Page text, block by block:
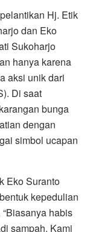
Hj. Etik
dan Eko
Sukoharjo
hanya karena
aksi unik dari
Di saat
bunga
dengan
simbol ucapan
Eko Suranto
kepedulian
habis
sampah. Kami